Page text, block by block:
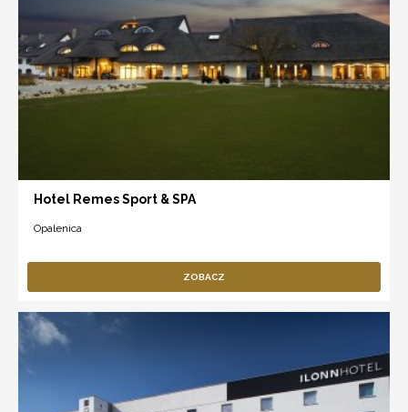
Hotel Remes Sport & SPA
Opalenica
ZOBACZ